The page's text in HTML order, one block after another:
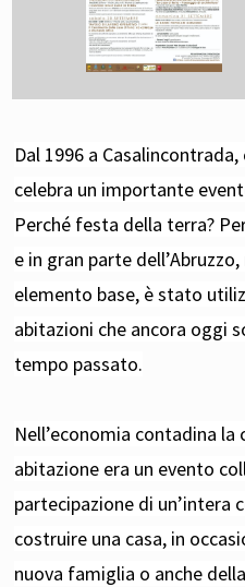
Dal 1996 a
celebra un importante
Perché festa della terra?
e in gran parte
elemento base, è stato
abitazioni che ancora oggi
tempo passato.
Nell’economia contadina
abitazione era un evento
partecipazione di un’intera
costruire una casa, in
nuova famiglia o anche